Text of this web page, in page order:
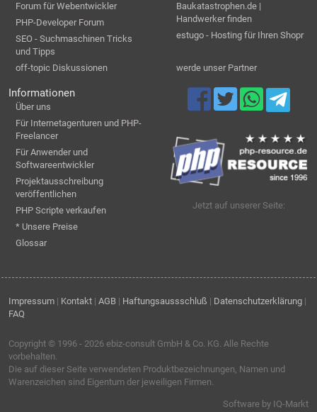
Forum für Webentwickler
PHP-Developer Forum
SEO - Suchmaschinen Tricks
und Tipps
off-topic Diskussionen
Baukatastrophen.de |
Handwerker finden
estugo - Hosting für Ihren Shopr
werde unser Partner
Informationen
Über uns
Für Internetagenturen und PHP-
Freelancer
Für Anwender und
Softwareentwickler
Projektausschreibung
veröffentlichen
PHP Scripte verkaufen
* Unsere Preise
Glossar
Jetzt auf unserer Seite:
Impressum | Kontakt | AGB | Haftungsaussschluß | Datenschutzerklärung |
FAQ
Copyright © 1996 - 2026 ebiz-consult GmbH & Co. KG. Alle Rechte
vorbehalten.
Die auf dieser Seite verwendeten Produktbezeichnungen, Namen und
Warenzeichen sind Eigentum der jeweiligen Firmen.
Software by IQ-Markt